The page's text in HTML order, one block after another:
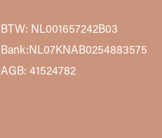
BTW: NL001657242B03
Bank:NL07KNAB0254883575
AGB: 41524782